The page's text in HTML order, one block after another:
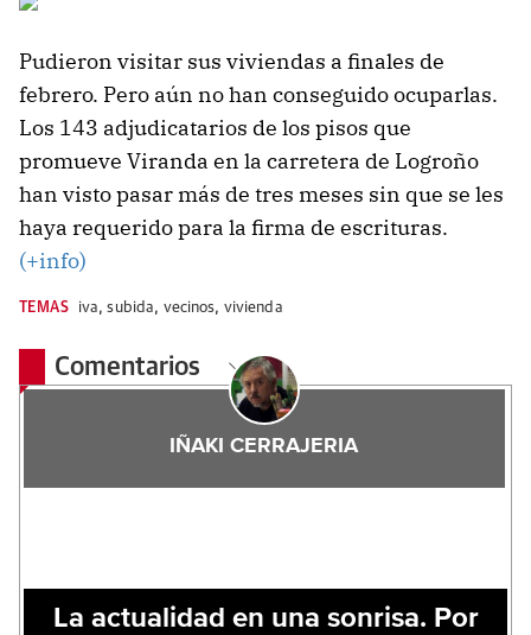
Pudieron visitar sus viviendas a finales de
febrero. Pero aún no han conseguido ocuparlas.
Los 143 adjudicatarios de los pisos que
promueve Viranda en la carretera de Logroño
han visto pasar más de tres meses sin que se les
haya requerido para la firma de escrituras.
(+info)
TEMAS iva,subida, vecinos, vivienda
Comentarios
IÑAKI CERRAJERIA
La actualidad en una sonrisa. Por